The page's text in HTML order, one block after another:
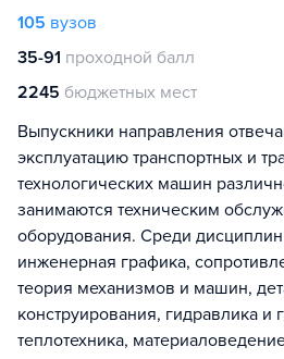
105 вузов
35-91 проходной балл
2245 бюджетных мест
Выпускники направления
эксплуатацию транспортных и
технологических машин
занимаются техническим
оборудования. Среди
инженерная графика,
теория механизмов и машин,
конструирования, гидравлика
теплотехника,